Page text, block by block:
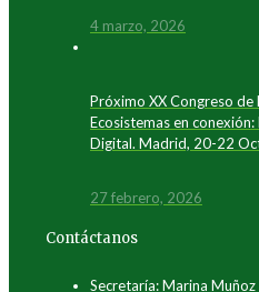
4 marzo, 2026
Próximo XX Congreso de
Ecosistemas en
Digital. Madrid, 20-22
27 febrero, 2026
Contáctanos
Secretaría: Marina